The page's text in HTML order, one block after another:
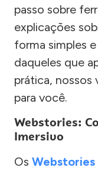
passo sobre
explicações
forma simples
daqueles que
prática, nossos
para você.
Webstories:
Imersivo
Os Webstories